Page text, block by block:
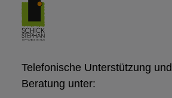
Telefonische Unterstützung und
Beratung unter: